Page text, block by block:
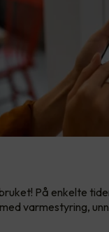
På enkelte
varmestyring,